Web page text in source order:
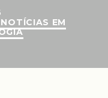
EM